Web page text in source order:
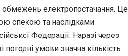
обмежень електропостачання. Це
спекою та наслідками
Федерації. Наразі через
погодні умови значна кількість